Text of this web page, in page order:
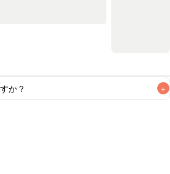
か？ +
が目安です。なるべくお早めにお召